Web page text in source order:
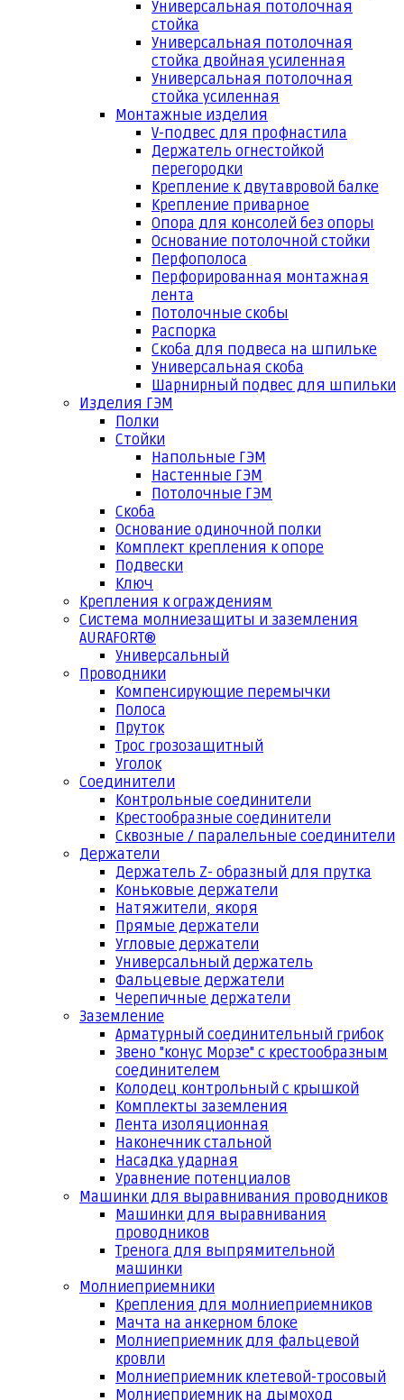
Универсальная потолочная
стойка
Универсальная потолочная
стойка двойная усиленная
Универсальная потолочная
стойка усиленная
Монтажные изделия
V-подвес для профнастила
Держатель огнестойкой
перегородки
Крепление к двутавровой балке
Крепление приварное
Опора для консолей без опоры
Основание потолочной стойки
Перфополоса
Перфорированная монтажная
лента
Потолочные скобы
Распорка
Скоба для подвеса на шпильке
Универсальная скоба
Шарнирный подвес для шпильки
Изделия ГЭМ
Полки
Стойки
Напольные ГЭМ
Настенные ГЭМ
Потолочные ГЭМ
Скоба
Основание одиночной полки
Комплект крепления к опоре
Подвески
Ключ
Крепления к ограждениям
Система молниезащиты и заземления
AURAFORT®
Универсальный
Проводники
Компенсирующие перемычки
Полоса
Пруток
Трос грозозащитный
Уголок
Соединители
Контрольные соединители
Крестообразные соединители
Сквозные / паралельные соединители
Держатели
Держатель Z- образный для прутка
Коньковые держатели
Натяжители, якоря
Прямые держатели
Угловые держатели
Универсальный держатель
Фальцевые держатели
Черепичные держатели
Заземление
Арматурный соединительный грибок
Звено "конус Морзе" с крестообразным
соединителем
Колодец контрольный с крышкой
Комплекты заземления
Лента изоляционная
Наконечник стальной
Насадка ударная
Уравнение потенциалов
Машинки для выравнивания проводников
Машинки для выравнивания
проводников
Тренога для выпрямительной
машинки
Молниеприемники
Крепления для молниеприемников
Мачта на анкерном блоке
Молниеприемник для фальцевой
кровли
Молниеприемник клетевой-тросовый
Молниеприемник на дымоход